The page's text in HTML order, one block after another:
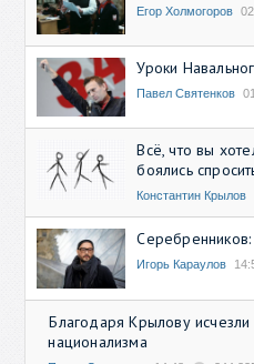
Егор Холмогоров
Уроки
Павел Святенков
Всё, что вы
боялись
Константин Крылов
Серебренников:
Игорь Караулов
Благодаря Крылову
национализма